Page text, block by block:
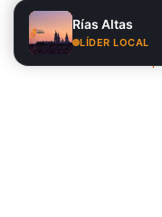
O
horarios,
debes
Rías Altas
LÍDER LOCAL
Este sitio web utiliza
web, usted da su